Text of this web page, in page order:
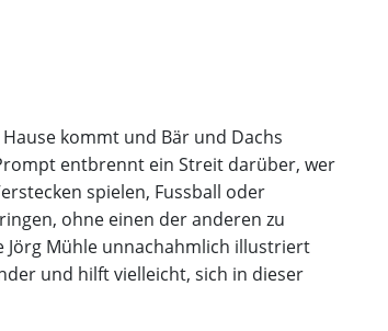
kommt und Bär und Dachs
entbrennt ein Streit darüber, wer
spielen, Fussball oder
ohne einen der anderen zu
Jörg Mühle unnachahmlich illustriert
und hilft vielleicht, sich in dieser